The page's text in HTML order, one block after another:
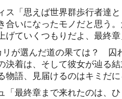
ス「思えば世界群歩行者達
合いになったモノだと思う
げていくつもりだよ、最終
リが選んだ道の果ては？
決着は、そして彼女が辿る
物語、見届けるのはキミだ
「最終章まで来れたのは、